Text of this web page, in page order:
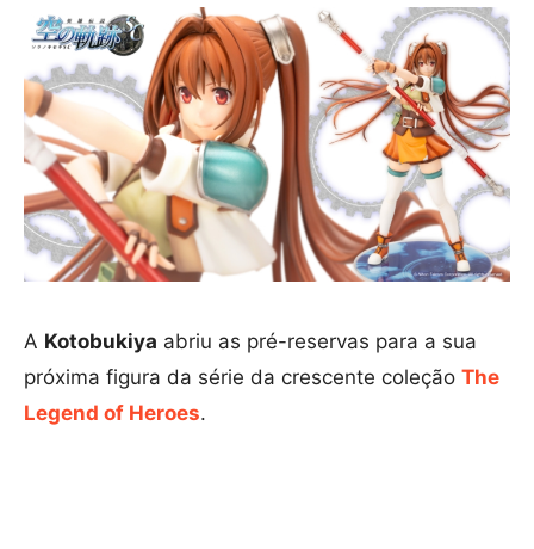
A Kotobukiya abriu as pré-reservas para a sua
próxima figura da série da crescente coleção The
Legend of Heroes.